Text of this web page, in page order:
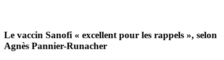
Le vaccin Sanofi « excellent pour les rappels », selon
Agnès Pannier-Runacher